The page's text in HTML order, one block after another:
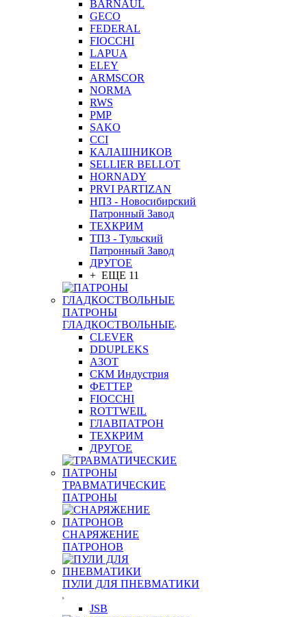
BARNAUL
GEСO
FEDERAL
FIOCCHI
LAPUA
ELEY
ARMSCOR
NORMA
RWS
PMP
SAKO
CCI
КАЛАШНИКОВ
SELLIER BELLOT
HORNADY
PRVI PARTIZAN
НПЗ - Новосибирский
Патронный Завод
ТЕХКРИМ
ТПЗ - Тульский
Патронный Завод
ДРУГОЕ
+ ЕЩЕ 11
ПАТРОНЫ
ГЛАДКОСТВОЛЬНЫЕ
CLEVER
DDUPLEKS
АЗОТ
СКМ Индустрия
ФЕТТЕР
FIOCCHI
ROTTWEIL
ГЛАВПАТРОН
ТЕХКРИМ
ДРУГОЕ
ТРАВМАТИЧЕСКИЕ
ПАТРОНЫ
СНАРЯЖЕНИЕ
ПАТРОНОВ
ПУЛИ ДЛЯ ПНЕВМАТИКИ
JSB